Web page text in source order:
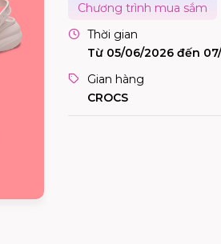
Chương trình mua sắm
Thời gian
Từ 05/06/2026 đến
Gian hàng
CROCS